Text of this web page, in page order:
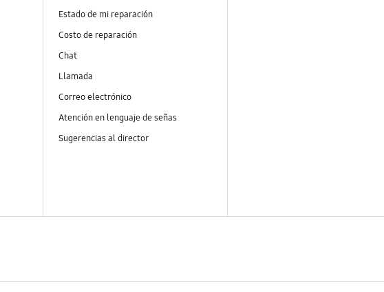
Estado de mi reparación
Costo de reparación
Chat
Llamada
Correo electrónico
Atención en lenguaje de señas
Sugerencias al director